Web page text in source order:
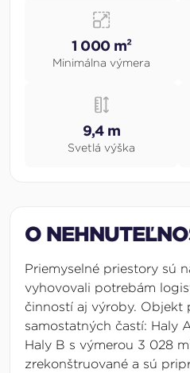
1 000 m²
Minimálna výmera
9,4 m
Svetlá výška
O
Priemyselné priestory sú
vyhovovali potrebám
činností aj výroby. Objekt
samostatných častí: Haly
Haly B s výmerou 3 028
zrekonštruované a sú